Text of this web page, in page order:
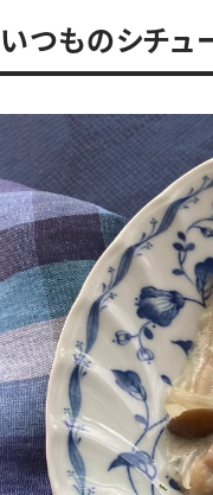
いつものシチュ